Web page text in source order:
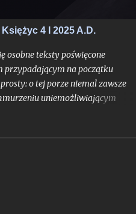
4 I 2025 A.D.
osobne teksty poświęcone
na początku
o tej porze niemal zawsze
uniemożliwiającym
niepowodzenia obserwacji i
zimowego półrocza, kiedy
niebo jednolitej warstwy
przybiera postać permanentną.